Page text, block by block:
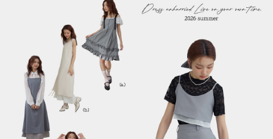
刺繡緹花領綁帶洋裝(可拉一
NT$1,090
刺繡緹花領綁帶洋裝(可拉一
字)
NT$1,090